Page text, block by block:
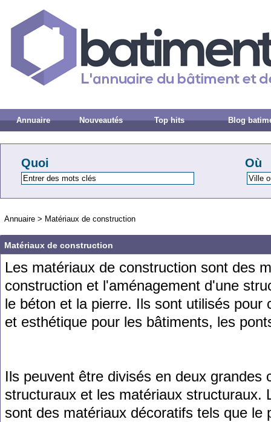
Annuaire Nouveautés Top hits Blog
Quoi Où
Annuaire > Matériaux de construction
Matériaux de construction
Les matériaux de construction sont des
construction et l'aménagement d'une
le béton et lapierre. Ils sont utilisés pour
et esthétique pour les bâtiments, les pont
Ils peuvent être divisés en deux grandes
structuraux et les matériaux structuraux.
sont des matériaux décoratifs tels que le